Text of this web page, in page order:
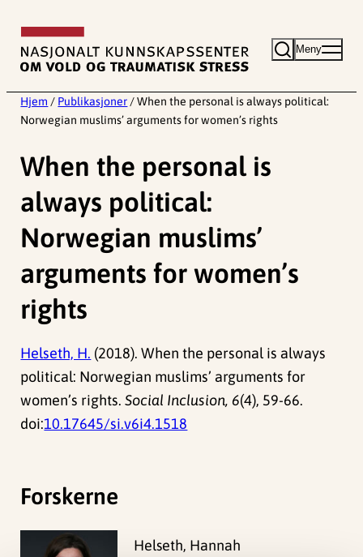
innhold
Meny
Hjem / Publikasjoner / When the personal is always political:
Norwegian muslims’ arguments for women’s rights
When the personal is
always political:
Norwegian muslims’
arguments for women’s
rights
Helseth, H. (2018). When the personal is always
political: Norwegian muslims’ arguments for
women’s rights.Social Inclusion, 6(4), 59-66.
doi:10.17645/si.v6i4.1518
Forskerne
Helseth, Hannah